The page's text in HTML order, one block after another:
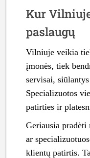
Kur
paslaugų
Vilniuje veikia
įmonės, tiek
servisai,
Specializuotos
patirties ir
Geriausia
ar
klientų patirtis.